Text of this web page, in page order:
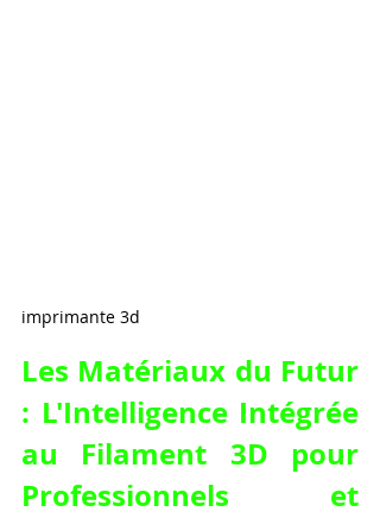
imprimante 3d
Les Matériaux du Futur
: L'Intelligence Intégrée
au Filament 3D pour
Professionnels et